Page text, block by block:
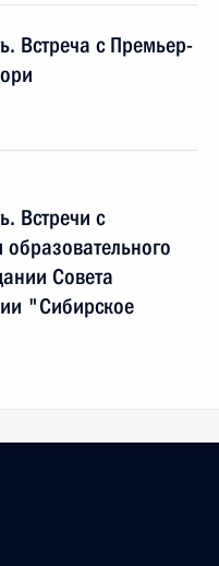
Встреча с Премьер-
Встречи с
образовательного
Совета
"Сибирское